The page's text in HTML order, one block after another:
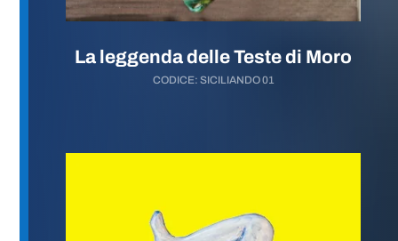
La leggenda delle Teste di Moro
CODICE: SICILIANDO 01